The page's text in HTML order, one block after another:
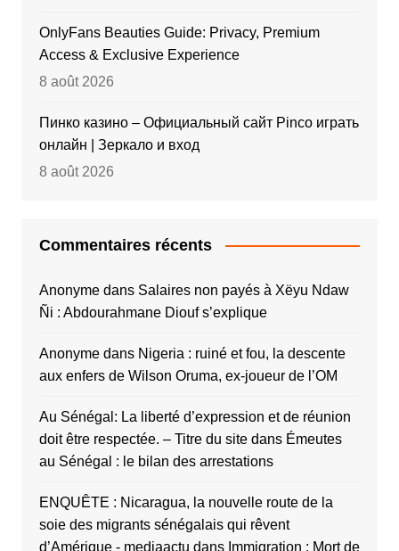
OnlyFans Beauties Guide: Privacy, Premium
Access & Exclusive Experience
8 août 2026
Пинко казино – Официальный сайт Pinco играть
онлайн | Зеркало и вход
8 août 2026
Commentaires récents
Anonymedans Salaires non payés à Xëyu Ndaw
Ñi : Abdourahmane Diouf s’explique
Anonymedans Nigeria : ruiné et fou, la descente
aux enfers de Wilson Oruma, ex-joueur de l’OM
Au Sénégal: La liberté d’expression et de réunion
doit être respectée. – Titre du sitedans Émeutes
au Sénégal : le bilan des arrestations
ENQUÊTE : Nicaragua, la nouvelle route de la
soie des migrants sénégalais qui rêvent
d’Amérique - mediaactu dans Immigration : Mort de